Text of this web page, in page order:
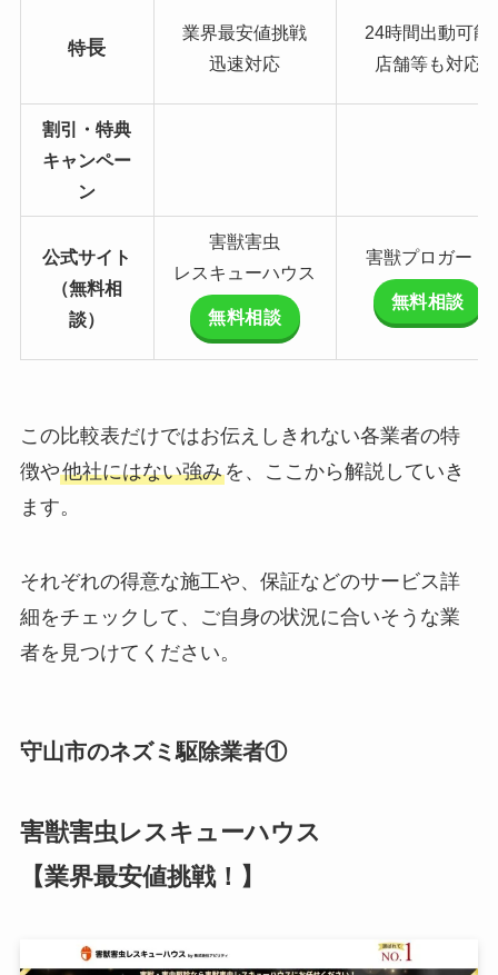
特長
業界最安値挑戦
迅速対応
24時間出動可能
店舗等も対応
割引・特典
キャンペー
ン
公式サイト
（無料相
談）
害獣害虫
レスキューハウス
無料相談
害獣プロガード
無料相談
この比較表だけではお伝えしきれない各業者の特
徴や他社にはない強みを、ここから解説していき
ます。
それぞれの得意な施工や、保証などのサービス詳
細をチェックして、ご自身の状況に合いそうな業
者を見つけてください。
守山市のネズミ駆除業者①
害獣害虫レスキューハウス
【業界最安値挑戦！】